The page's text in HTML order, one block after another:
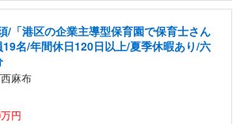
チェア 強化バックレスト 30度ロッキング機
工学 椅子 腰サポート 90度跳ね上げ式アーム
3Dヘッドレスト ハンガー付き 高反発クッシ
チェア 通気性メッシュ ゲーミング/勉強/事
しゃれ パソコンチェア (ホワイト)
オフィスチェア デスクチェア 肘なし メ
段階昇降 360度回転 キャスター付き コンパク
HD（1920×1080）VA 非光沢 HDMI/DisplayP
スピーカー内蔵 高さ調整 スイベル VESA対
ビジネス向け
24.5inch/280Hz/FHD】GRAPHT THE S
ター QD 24.5インチ 1ms FHD 量子ドット 残
Smart Basic アイリスオーヤマ ペットシーツ
お徳用 ワイド 100枚入 (x 1) (ケース販売)
200枚入【Amazon.co.jp限定】
/「港区の企業主導型保育園で保育士さん
名/年間休日120日以上/夏季休暇あり/六
麻布
円